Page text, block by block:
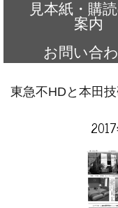
見本紙・購
案内
お問い合
東急不HDと本田